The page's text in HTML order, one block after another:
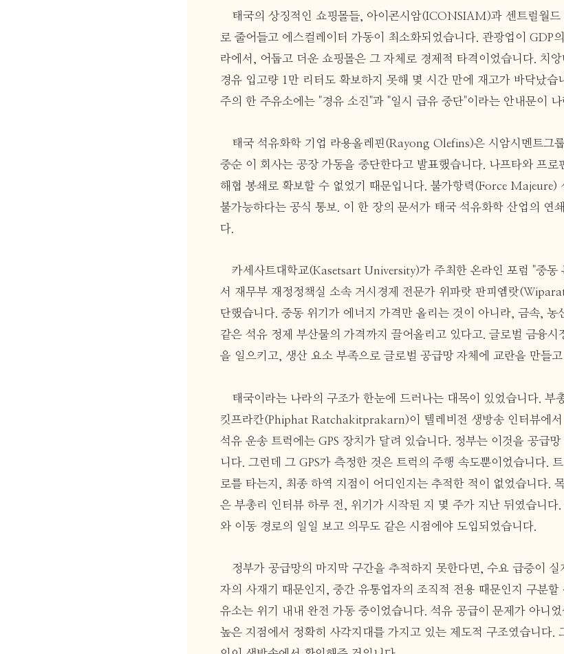
태국의 상징적인 쇼핑몰들, 아이콘시암(ICONSIAM)과 센트럴월드
로 줄어들고 에스컬레이터 가동이 최소화되었습니다. 관광업이 GDP
라에서, 어둡고 더운 쇼핑몰은 그 자체로 경제적 타격이었습니다. 치
경유 입고량 1만 리터도 확보하지 못해 몇 시간 만에 재고가 바닥났
주의 한 주유소에는 "경유 소진"과 "일시 급유 중단"이라는 안내문이 나
태국 석유화학 기업 라용올레핀(Rayong Olefins)은 시암시멘트그
중순 이 회사는 공장 가동을 중단한다고 발표했습니다. 나프타와 프로
해협 봉쇄로 확보할 수 없었기 때문입니다. 불가항력(Force Majeure)
불가능하다는 공식 통보. 이 한 장의 문서가 태국 석유화학 산업의 연
다.
카세사트대학교(Kasetsart University)가 주최한 온라인 포럼 "중동
서 재무부 재정정책실 소속 거시경제 전문가 위파랏 판피엠랏
단했습니다. 중동 위기가 에너지 가격만 올리는 것이 아니라, 금속, 농
같은 석유 정제 부산물의 가격까지 끌어올리고 있다고. 글로벌 금융
을 일으키고, 생산 요소 부족으로 글로벌 공급망 자체에 교란을 만들
태국이라는 나라의 구조가 한눈에 드러나는 대목이 있었습니다. 부
킷프라칸(Phiphat Ratchakitprakarn)이 텔레비전 생방송 인터뷰에서
석유 운송 트럭에는 GPS 장치가 달려 있습니다. 정부는 이것을 공급
니다. 그런데 그 GPS가 측정한 것은 트럭의 주행 속도뿐이었습니다.
로를 타는지, 최종 하역 지점이 어디인지는 추적한 적이 없었습니다.
은 부총리 인터뷰 하루 전, 위기가 시작된 지 몇 주가 지난 뒤였습니다
와 이동 경로의 일일 보고 의무도 같은 시점에야 도입되었습니다.
정부가 공급망의 마지막 구간을 추적하지 못한다면, 수요 급증이
자의 사재기 때문인지, 중간 유통업자의 조직적 전용 때문인지 구분할
유소는 위기 내내 완전 가동 중이었습니다. 석유 공급이 문제가 아니
높은 지점에서 정확히 사각지대를 가지고 있는 제도적 구조였습니다.